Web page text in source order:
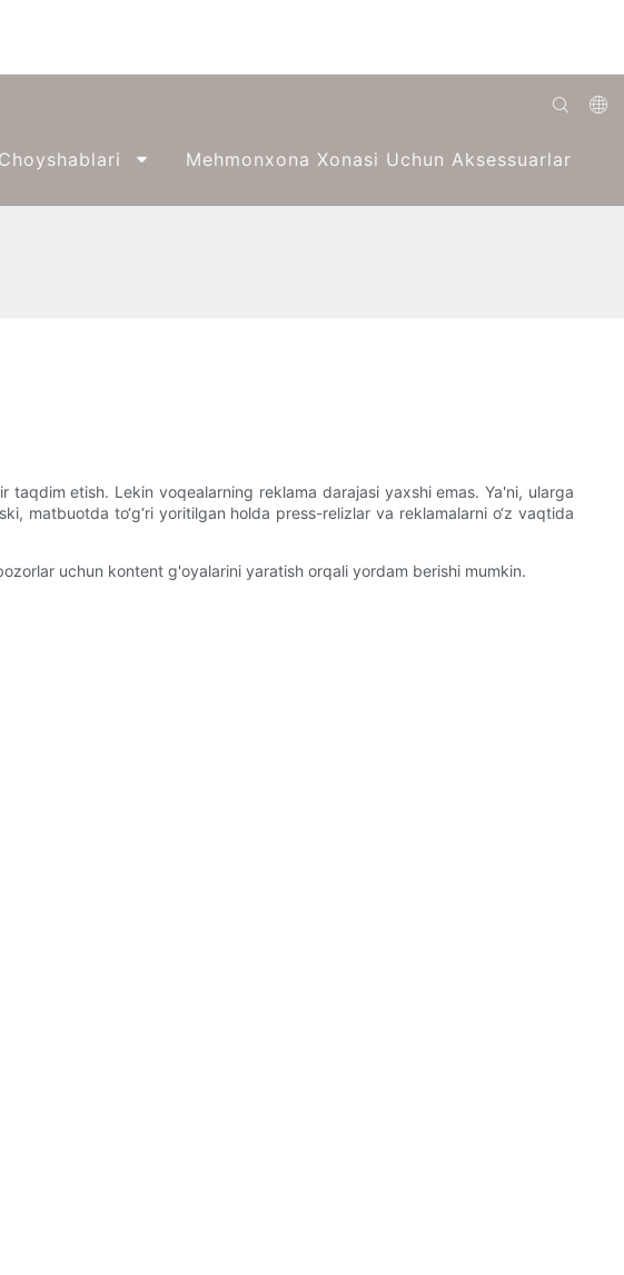
العربية
Mehmonxona Xonasi Uchun Aksessuarlar
etish. Lekin voqealarning reklama darajasi yaxshi emas. Ya'ni, ularga
matbuotda to‘g‘ri yoritilgan holda press-relizlar va reklamalarni o‘z vaqtida
uchun kontent g'oyalarini yaratish orqali yordam berishi mumkin.